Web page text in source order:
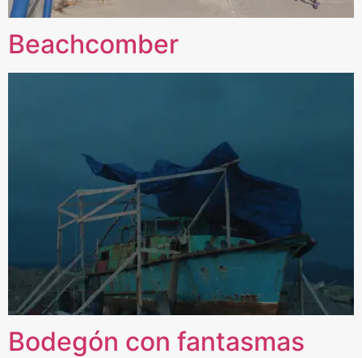
Beachcomber
Bodegón con fantasmas